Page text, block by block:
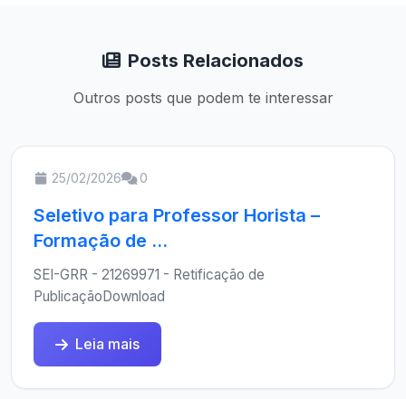
Posts Relacionados
Outros posts que podem te interessar
25/02/2026 0
Seletivo para Professor Horista –
Formação de ...
SEI-GRR - 21269971 - Retificação de
PublicaçãoDownload
Leia mais